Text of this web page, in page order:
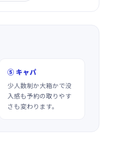
⑤ キャパ
少人数制か大箱かで没
入感も予約の取りやす
さも変わります。